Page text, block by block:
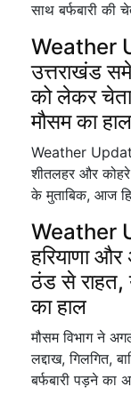
साथ बर्फबारी की
Weather
उत्तराखंड
को लेकर
मौसम का हाल
Weather
शीतलहर और कोहरे
के मुताबिक, आज
Weather
हरियाणा
ठंड से राहत,
का हाल
मौसम विभाग ने
लद्दाख, गिलगित,
बर्फबारी पड़ने का